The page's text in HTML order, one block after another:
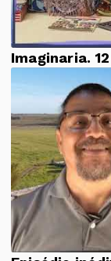
Imaginaria.